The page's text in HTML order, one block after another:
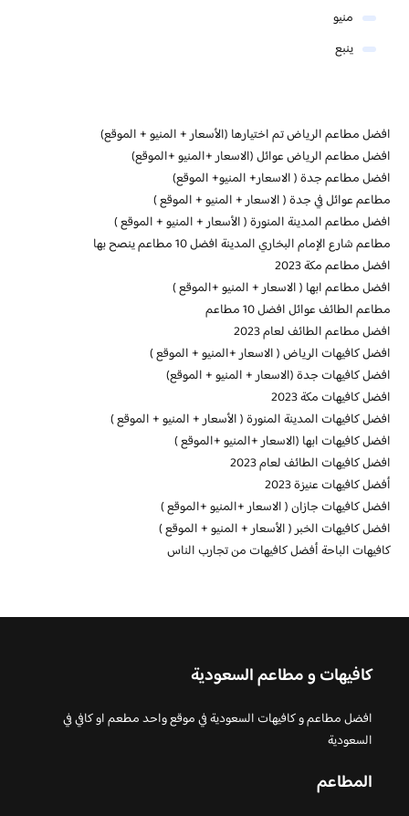
منيو
ينبع
افضل مطاعم الرياض تم اختيارها (الأسعار + المنيو + الموقع)
افضل مطاعم الرياض عوائل (الاسعار +المنيو +الموقع)
افضل مطاعم جدة ( الاسعار+ المنيو+ الموقع)
مطاعم عوائل في جدة ( الاسعار + المنيو + الموقع )
افضل مطاعم المدينة المنورة ( الأسعار + المنيو + الموقع )
مطاعم شارع الإمام البخاري المدينة افضل 10 مطاعم ينصح بها
افضل مطاعم مكة 2023
افضل مطاعم ابها ( الاسعار + المنيو +الموقع )
مطاعم الطائف عوائل افضل 10 مطاعم
افضل مطاعم الطائف لعام 2023
افضل كافيهات الرياض ( الاسعار +المنيو + الموقع )
افضل كافيهات جدة (الاسعار + المنيو + الموقع)
افضل كافيهات مكة 2023
افضل كافيهات المدينة المنورة ( الأسعار + المنيو + الموقع )
افضل كافيهات ابها (الاسعار +المنيو +الموقع )
افضل كافيهات الطائف لعام 2023
أفضل كافيهات عنيزة 2023
افضل كافيهات جازان ( الاسعار +المنيو +الموقع )
افضل كافيهات الخبر ( الأسعار + المنيو + الموقع )
كافيهات الباحة أفضل كافيهات من تجارب الناس
كافيهات و مطاعم السعودية
افضل مطاعم و كافيهات السعودية في موقع واحد مطعم او كافي في
السعودية
المطاعم